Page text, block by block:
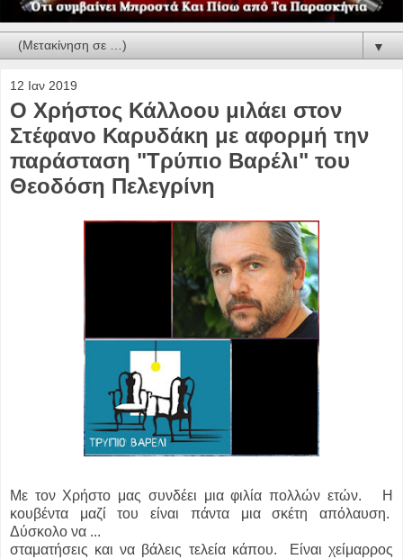
▼
12 Ιαν 2019
Ο Χρήστος Κάλλοου μιλάει στον
Στέφανο Καρυδάκη με αφορμή την
παράσταση "Τρύπιο Βαρέλι" του
Θεοδόση Πελεγρίνη
Με τον Χρήστο μας συνδέει μια φιλία πολλών ετών. Η
κουβέντα μαζί του είναι πάντα μια σκέτη απόλαυση.
Δύσκολο να ...
σταματήσεις και να βάλεις τελεία κάπου. Είναι χείμαρρος